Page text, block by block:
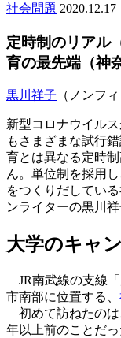
社会問題 2020.12.17
定時制のリアル
育の最先端（神
黒川祥子 （ノンフ
新型コロナウイル
もさまざまな試行
育とは異なる定時
ん。単位制を採用
をつくりだしてい
ンライターの黒川
大学のキャ
JR南武線の支線
市南部に位置する、
初めて訪ねたのは
年以上前のことだっ